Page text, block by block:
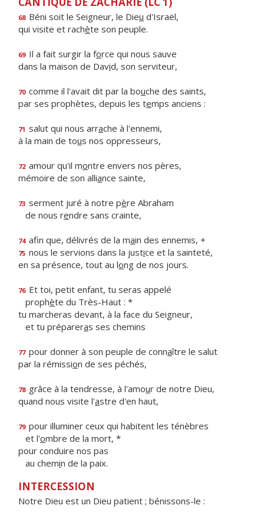
68 Béni soit le Seigneur, le Dieu d'Israël,
qui visite et rachète son peuple.
69 Il a fait surgir la force qui nous sauve
dans la maison de David, son serviteur,
70 comme il l'avait dit par la bouche des saints,
par ses prophètes, depuis les temps anciens :
71 salut qui nous arrache à l'ennemi,
à la main de tous nos oppresseurs,
72 amour qu'il montre envers nos pères,
mémoire de son alliance sainte,
73 serment juré à notre père Abraham
de nous rendre sans crainte,
74 afin que, délivrés de la main des ennemis, +
75 nous le servions dans la justice et la sainteté,
en sa présence, tout au long de nos jours.
76 Et toi, petit enfant, tu seras appelé
prophète du Très-Haut : *
tu marcheras devant, à la face du Seigneur,
et tu prépareras ses chemins
77 pour donner à son peuple de connaître le salut
par la rémission de ses péchés,
78 grâce à la tendresse, à l'amour de notre Dieu,
quand nous visite l'astre d'en haut,
79 pour illuminer ceux qui habitent les ténèbres
et l'ombre de la mort, *
pour conduire nos pas
au chemin de la paix.
INTERCESSION
Notre Dieu est un Dieu patient ; bénissons-le :